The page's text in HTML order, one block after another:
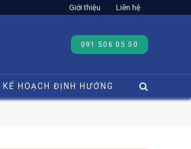
Giới thiệu Liên hệ
091 506 05 50
KẾ HOẠCH ĐỊNH HƯỚNG